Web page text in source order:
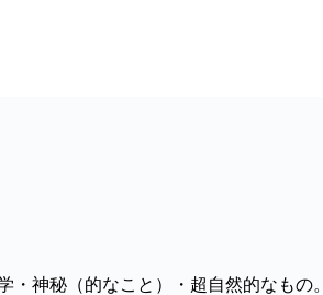
・神秘（的なこと）・超自然的なもの。